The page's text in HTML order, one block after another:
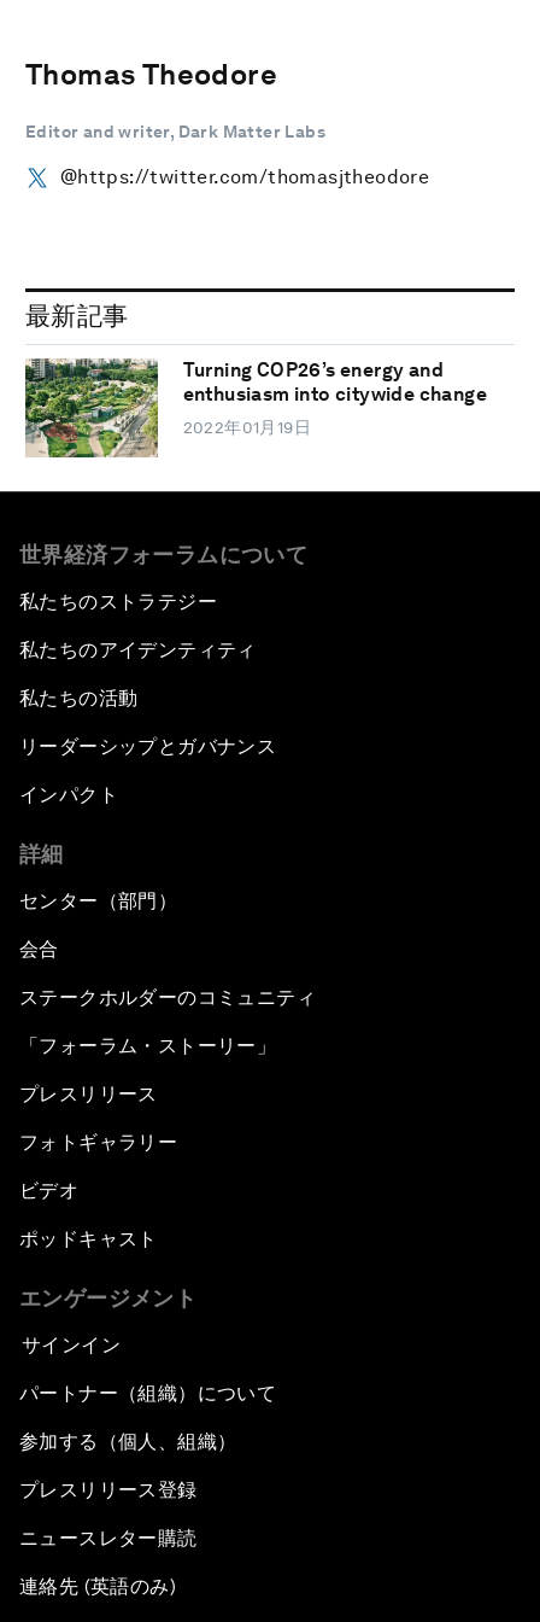
Thomas Theodore
Editor and writer, Dark Matter Labs
@https://twitter.com/thomasjtheodore
最新記事
Turning COP26’s energy and
enthusiasm into citywide change
2022年01月19日
世界経済フォーラムについて
私たちのストラテジー
私たちのアイデンティティ
私たちの活動
リーダーシップとガバナンス
インパクト
詳細
センター（部門）
会合
ステークホルダーのコミュニティ
「フォーラム・ストーリー」
プレスリリース
フォトギャラリー
ビデオ
ポッドキャスト
エンゲージメント
サインイン
パートナー（組織）について
参加する（個人、組織）
プレスリリース登録
ニュースレター購読
連絡先 (英語のみ)